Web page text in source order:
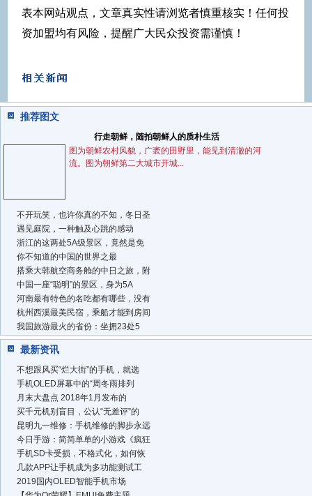
表本网站观点，文章真实性请浏览者慎重核实！任何投
资加盟均有风险，提醒广大民众投资需谨慎！
推荐图文
行走朝鲜，随拍朝鲜人的质朴生活
图为朝鲜农村风貌，广袤的田野里，能见到清澈的河
流。图为朝鲜第二大城市开城...
不开玩笑，也许你真的不知，冬日圣
遇见庭院，一种触及心跳的感动
浙江的这两处5A级景区，竟然是免
你不知道的中国的世界之最
搭乘大韩航空商务舱的中日之旅，附
中国一座“聪明”的景区，身为5A
河南最有特色的名吃都有哪些，没有
杭州西溪最美民宿，乘船才能到房间
我国旅游最火的省份：坐拥23处5
最新资讯
不想跟风买“烂大街”的手机，就选
手机OLED屏幕中的“周冬雨排列
月末大盘点 2018年1月发布的
买千元机别盲目，公认“无差评”的
昆明九一维修：手机维修的脚步永远
今日手游：简简单单的小游戏《疯狂
手机SD卡受损，不格式化，如何恢
几款APP让手机成为多功能测试工
2019国内OLED智能手机市场